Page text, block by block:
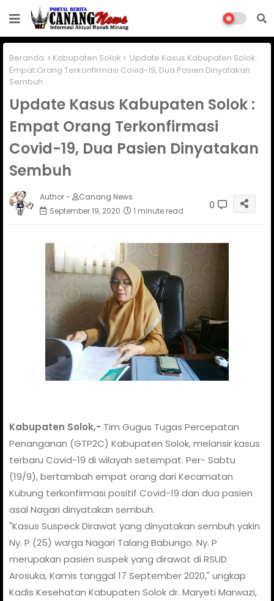
Beranda Kabupaten Solok
Update Kasus Kabupaten Solok :
Empat Orang Terkonfirmasi Covid-19, Dua Pasien Dinyatakan
Sembuh
Update Kasus Kabupaten Solok :
Empat Orang Terkonfirmasi
Covid-19, Dua Pasien Dinyatakan
Sembuh
Author -
Canang News
September 19, 2020
1 minute read 0
Kabupaten Solok,- Tim Gugus Tugas Percepatan
Penanganan (GTP2C) Kabupaten Solok, melansir kasus
terbaru Covid-19 di wilayah setempat. Per- Sabtu
(19/9), bertambah empat orang dari Kecamatan
Kubung terkonfirmasi positif Covid-19 dan dua pasien
asal Nagari dinyatakan sembuh.
"Kasus Suspeck Dirawat yang dinyatakan sembuh yakin
Ny. P (25) warga Nagari Talang Babungo. Ny. P
merupakan pasien suspek yang dirawat di RSUD
Arosuka, Kamis tanggal 17 September 2020," ungkap
Kadis Kesehatan Kabupaten Solok dr. Maryeti Marwazi,